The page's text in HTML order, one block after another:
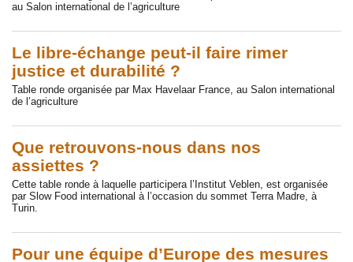
au Salon international de l’agriculture
Le libre-échange peut-il faire rimer
justice et durabilité ?
Table ronde organisée par Max Havelaar France, au Salon international
de l’agriculture
Que retrouvons-nous dans nos
assiettes ?
Cette table ronde à laquelle participera l’Institut Veblen, est organisée
par Slow Food international à l’occasion du sommet Terra Madre, à
Turin.
Pour une équipe d’Europe des mesures